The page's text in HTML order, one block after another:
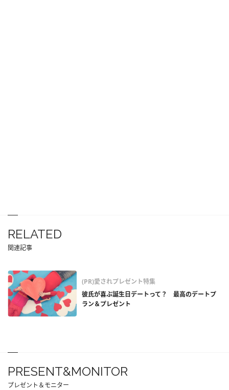
RELATED
関連記事
(PR)愛されプレゼント特集
彼氏が喜ぶ誕生日デートって？ 最高のデートプ
ラン＆プレゼント
PRESENT&MONITOR
プレゼント＆モニター